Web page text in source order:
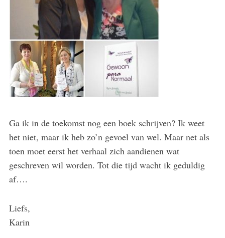
Ga ik in de toekomst nog een boek schrijven? Ik weet
het niet, maar ik heb zo’n gevoel van wel. Maar net als
toen moet eerst het verhaal zich aandienen wat
geschreven wil worden. Tot die tijd wacht ik geduldig
af….
Liefs,
Karin